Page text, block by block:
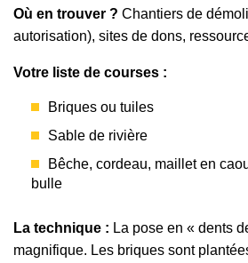
Où en trouver ? Chantiers de
autorisation), sites de dons,
Votre liste de courses :
Briques ou tuiles
Sable de rivière
Bêche, cordeau, maillet en
bulle
La technique : La pose en « dents
magnifique. Les briques sont